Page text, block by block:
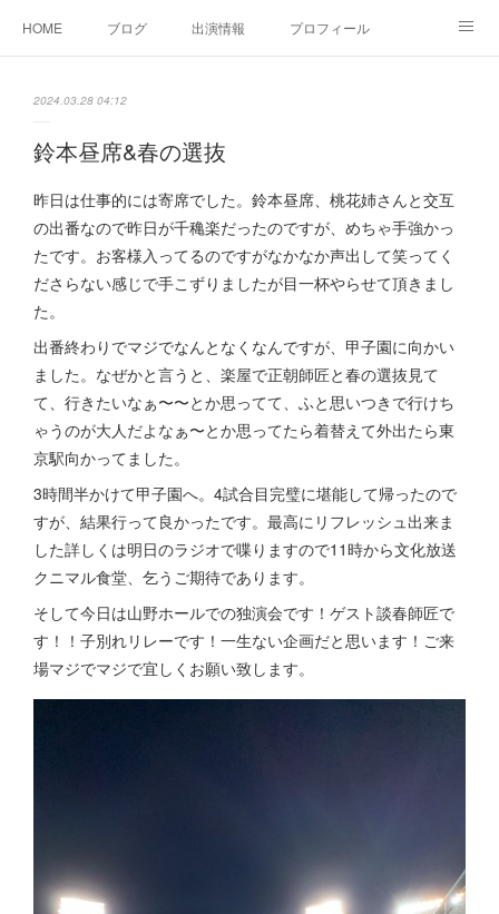
HOME ブログ 出演情報 プロフィール
2024.03.28 04:12
鈴本昼席&春の選抜
昨日は仕事的には寄席でした。鈴本昼席、桃花姉さんと交互
の出番なので昨日が千穐楽だったのですが、めちゃ手強かっ
たです。お客様入ってるのですがなかなか声出して笑ってく
ださらない感じで手こずりましたが目一杯やらせて頂きまし
た。
出番終わりでマジでなんとなくなんですが、甲子園に向かい
ました。なぜかと言うと、楽屋で正朝師匠と春の選抜見て
て、行きたいなぁ〜〜とか思ってて、ふと思いつきで行けち
ゃうのが大人だよなぁ〜とか思ってたら着替えて外出たら東
京駅向かってました。
3時間半かけて甲子園へ。4試合目完璧に堪能して帰ったので
すが、結果行って良かったです。最高にリフレッシュ出来ま
した詳しくは明日のラジオで喋りますので11時から文化放送
クニマル食堂、乞うご期待であります。
そして今日は山野ホールでの独演会です！ゲスト談春師匠で
す！！子別れリレーです！一生ない企画だと思います！ご来
場マジでマジで宜しくお願い致します。